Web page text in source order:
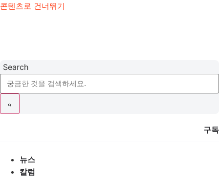
콘텐츠로 건너뛰기
Search
구독
뉴스
칼럼